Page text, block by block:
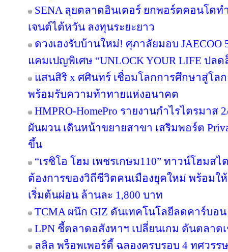
SENA ลุยตลาดอินเตอร์ ยกพอร์ตคอนโดท
เจนต์ไต้หวัน ลงทุนระยะยาว
ดวงเฮงรับบ้านใหม่! ศุภาลัยมอบ
แคมเปญพิเศษ “UNLOCK YOUR LIFE ปล
แสนสิริ x ศศินทร์ เชื่อมโลกการศึกษาสู่โลก
พร้อมรับความท้าทายแห่งอนาคต
HMPRO-HomePro รายงานกำไรไตรมาส
ผันผวน เดินหน้าขยายสาขา เสริมพอร์ต
ขึ้น
“เรซิโอ โฮม เพชรเกษม110” ทาวน์โฮมส
ต้องการของวิถีชีวิตคนเมืองยุคใหม่ พร้อมให้
เริ่มต้นผ่อน ล้านละ 1,800 บาท
TCMA ผนึก GIZ ดันเทคโนโลยีลดคาร์บอน
LPN ชี้ตลาดอสังหาฯ เปลี่ยนเกม ดันตลา
ลลิล พร็อพเพอร์ตี้ ฉลองครบรอบ 4 ทศวรร